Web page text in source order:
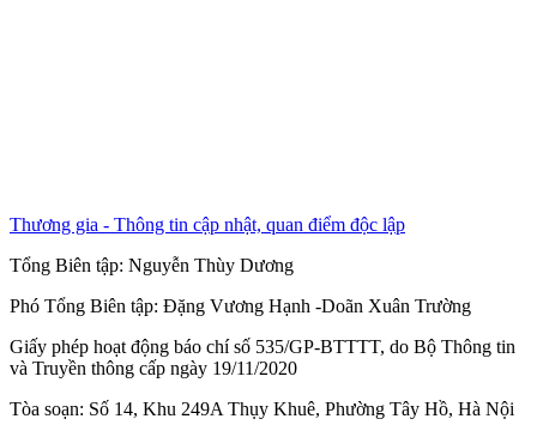
Thương gia - Thông tin cập nhật, quan điểm độc lập
Tổng Biên tập: Nguyễn Thùy Dương
Phó Tổng Biên tập: Đặng Vương Hạnh -Doãn Xuân Trường
Giấy phép hoạt động báo chí số 535/GP-BTTTT, do Bộ Thông tin
và Truyền thông cấp ngày 19/11/2020
Tòa soạn: Số 14, Khu 249A Thụy Khuê, Phường Tây Hồ, Hà Nội